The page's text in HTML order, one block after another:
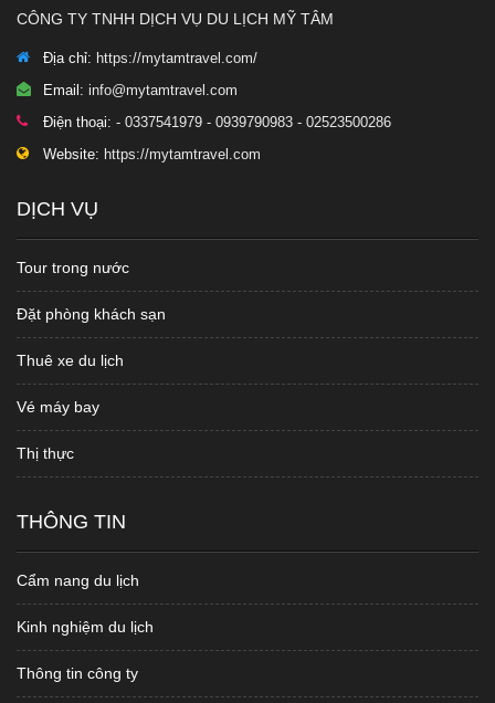
CÔNG TY TNHH DỊCH VỤ DU LỊCH MỸ TÂM
Địa chỉ: https://mytamtravel.com/
Email: info@mytamtravel.com
Điện thoại: - 0337541979 - 0939790983 - 02523500286
Website: https://mytamtravel.com
DỊCH VỤ
Tour trong nước
Đặt phòng khách sạn
Thuê xe du lịch
Vé máy bay
Thị thực
THÔNG TIN
Cẩm nang du lịch
Kinh nghiệm du lịch
Thông tin công ty